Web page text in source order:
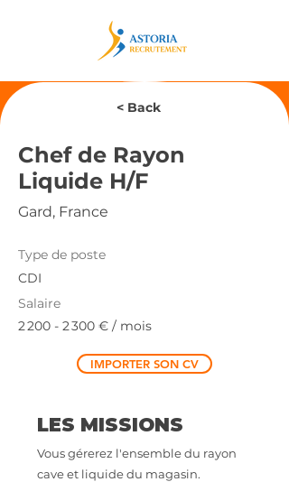
< Back
Chef de Rayon
Liquide H/F
Gard, France
Type de poste
CDI
Salaire
2 200 - 2 300 € / mois
IMPORTER SON CV
LES MISSIONS
Vous gérerez l'ensemble du rayon
cave et liquide du magasin.